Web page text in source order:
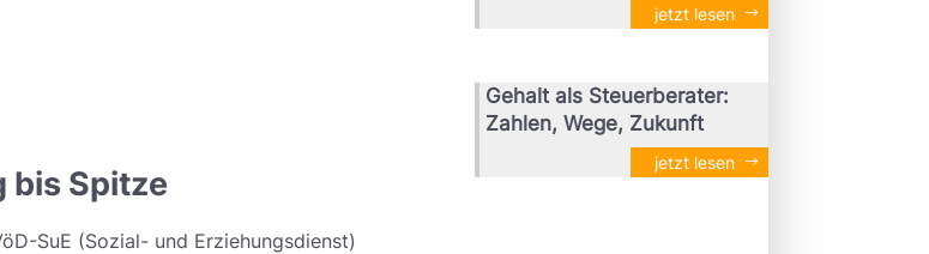
bis Spitze
SuE (Sozial- und Erziehungsdienst)
jetzt lesen
Gehalt als Steuerberater:
Zahlen, Wege, Zukunft
jetzt lesen